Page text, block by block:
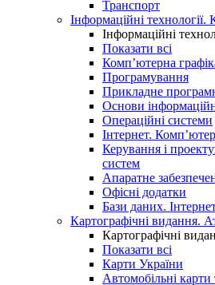
Транспорт
Інформаційні
Інформаційні
Показати всі
Комп’ютерна
Програмування
Прикладне
Основи
Операційні системи
Інтернет.
Керування і
систем
Апаратне
Офісні додатки
Бази даних.
Картографічні видання.
Картографічні
Показати всі
Карти України
Автомобільні карти